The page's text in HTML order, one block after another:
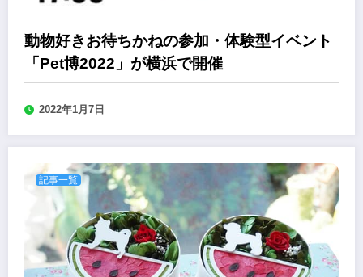
動物好きお待ちかねの参加・体験型イベント
「Pet博2022」が横浜で開催
2022年1月7日
記事一覧